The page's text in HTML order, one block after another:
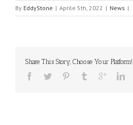
By EddyStone | Aprile 5th, 2022 | News |
Share This Story, Choose Your Platform!